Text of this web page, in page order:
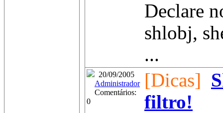
Declare
shlobj,
...
20/09/2005
Administrador
Comentários:
0
[Dicas]
filtro!